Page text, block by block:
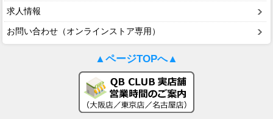
求人情報
お問い合わせ（オンラインストア専用）
▲ページTOPへ▲